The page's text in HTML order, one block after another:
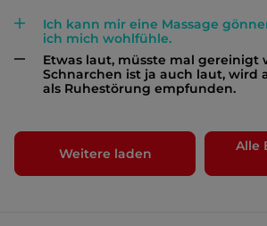
Ich kann mir eine Massage
ich mich wohlfühle.
Etwas laut, müsste mal gereinigt
Schnarchen ist ja auch laut, wird
als Ruhestörung empfunden.
Weitere laden
Alle